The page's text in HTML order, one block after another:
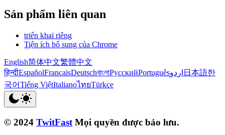
Sản phẩm liên quan
triển khai riêng
Tiện ích bổ sung của Chrome
English简体中文繁體中文
हिन्दीEspañolFrançaisDeutschবাংলাРусскийPortuguêsاردو 日本語한
국어Tiếng ViệtItalianoไทยTürkçe
© 2024 TwitFast Mọi quyền được bảo lưu.